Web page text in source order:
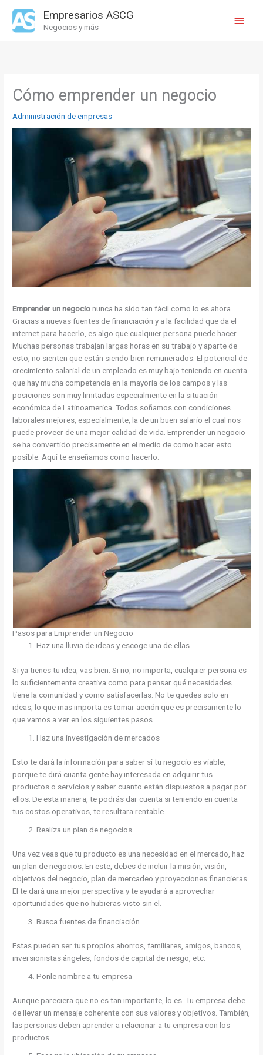
contenido
Empresarios ASCG
Negocios y más
Menú
Cómo emprender un negocio
Administración de empresas
Emprender un negocionunca ha sido tan fácil como lo es ahora.
Gracias a nuevas fuentes de financiación y a la facilidad que da el
internet para hacerlo, es algo que cualquier persona puede hacer.
Muchas personas trabajan largas horas en su trabajo y aparte de
esto, no sienten que están siendo bien remunerados. El potencial de
crecimiento salarial de un empleado es muy bajo teniendo en cuenta
que hay mucha competencia en la mayoría de los campos y las
posiciones son muy limitadas especialmente en la situación
económica de Latinoamerica. Todos soñamos con condiciones
laborales mejores, especialmente, la de un buen salario el cual nos
puede proveer de una mejor calidad de vida. Emprender un negocio
se ha convertido precisamente en el medio de como hacer esto
posible. Aquí te enseñamos como hacerlo.
Pasos para Emprender un Negocio
Haz una lluvia de ideas y escoge una de ellas
Si ya tienes tu idea, vas bien. Si no, no importa, cualquier persona es
lo suficientemente creativa como para pensar qué necesidades
tiene la comunidad y como satisfacerlas. No te quedes solo en
ideas, lo que mas importa es tomar acción que es precisamente lo
que vamos a ver en los siguientes pasos.
Haz una investigación de mercados
Esto te dará la información para saber si tu negocio es viable,
porque te dirá cuanta gente hay interesada en adquirir tus
productos o servicios y saber cuanto están dispuestos a pagar por
ellos. De esta manera, te podrás dar cuenta si teniendo en cuenta
tus costos operativos, te resultara rentable.
Realiza un plan de negocios
Una vez veas que tu producto es una necesidad en el mercado, haz
un plan de negocios. En este, debes de incluir la misión, visión,
objetivos del negocio, plan de mercadeo y proyecciones financieras.
El te dará una mejor perspectiva y te ayudará a aprovechar
oportunidades que no hubieras visto sin el.
Busca fuentes de financiación
Estas pueden ser tus propios ahorros, familiares, amigos, bancos,
inversionistas ángeles, fondos de capital de riesgo, etc.
Ponle nombre a tu empresa
Aunque pareciera que no es tan importante, lo es. Tu empresa debe
de llevar un mensaje coherente con sus valores y objetivos. También,
las personas deben aprender a relacionar a tu empresa con los
productos.